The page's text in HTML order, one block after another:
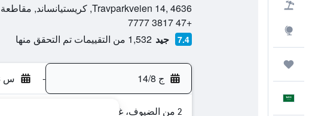
Travparkveien 14, 4636, كريستيانساند, مقاطعة فيست -أدجير, النرويج
+47 3817 7777
7.4 جيد 1,532 من التقييمات تم التحقق منها
ج 14/8 - س 15/8
2 من الضيوف، غرفة واحدة